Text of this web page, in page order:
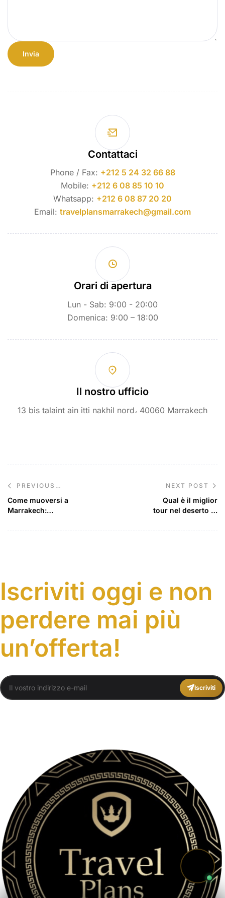
Contattaci
Phone / Fax: +212 5 24 32 66 88
Mobile: +212 6 08 85 10 10
Whatsapp: +212 6 08 87 20 20
Email: travelplansmarrakech@gmail.com
Orari di apertura
Lun - Sab: 9:00 - 20:00
Domenica: 9:00 – 18:00
Il nostro ufficio
13 bis talaint ain itti nakhil nord، 40060 Marrakech
PREVIOUS
POST
Come muoversi a
Marrakech:
trasporti
NEXT POST
Qual è il miglior
tour nel deserto in
Iscriviti oggi e non
perdere mai più
un’offerta!
Iscriviti